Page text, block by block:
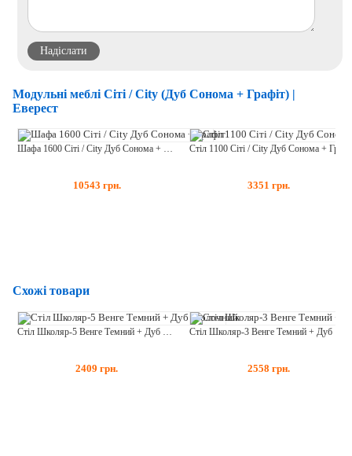
Модульні меблі Сіті / City (Дуб Сонома + Графіт) |
Еверест
10543 грн. 3351 грн.
Схожі товари
2409 грн. 2558 грн.